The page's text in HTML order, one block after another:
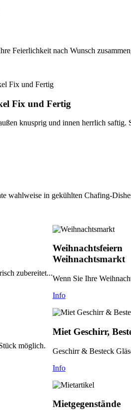
Feierlichkeit nach Wunsch
Fix und Fertig
knusprig und innen herrlich saftig.
wahlweise in gekühlten Chafing-
zubereitet...
möglich.
Weihnachtsfeiern
Weihnachtsmarkt
Wenn Sie Ihre
Info
Miet Geschirr,
Geschirr & Besteck
Info
Mietgegenstände